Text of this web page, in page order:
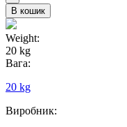
В кошик
Weight:
20 kg
Вага:
20 kg
Виробник: